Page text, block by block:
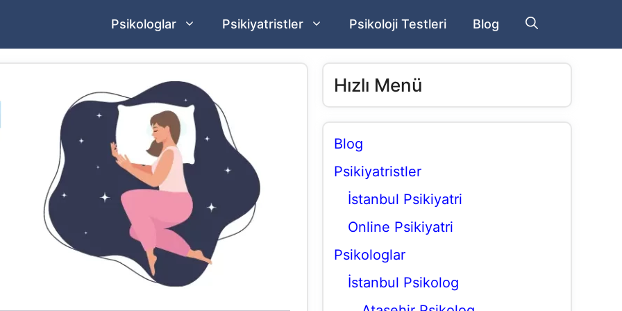
Psikologlar Psikiyatristler Psikoloji Testleri Blog
Hızlı Menü
Blog
Psikiyatristler
İstanbul Psikiyatri
Online Psikiyatri
Psikologlar
İstanbul Psikolog